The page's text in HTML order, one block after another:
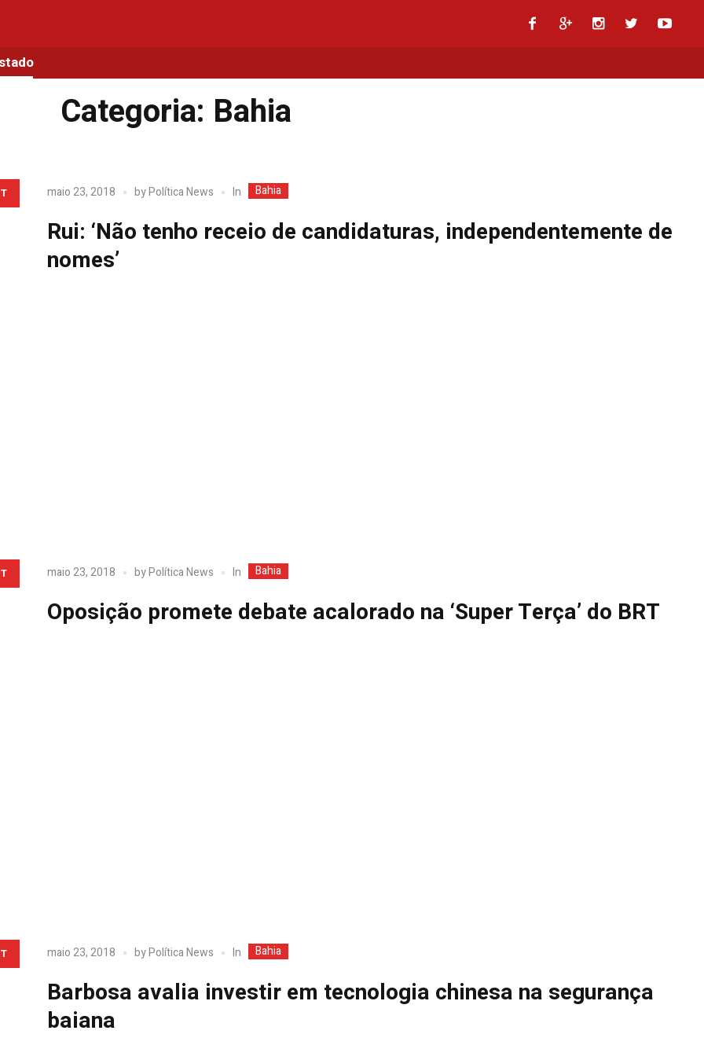
Categoria: Bahia
maio 23, 2018 byPolítica News In Bahia
Rui: ‘Não tenho receio de candidaturas, independentemente de
nomes’
maio 23, 2018 byPolítica News In Bahia
Oposição promete debate acalorado na ‘Super Terça’ do BRT
maio 23, 2018 byPolítica News In Bahia
Barbosa avalia investir em tecnologia chinesa na segurança
baiana